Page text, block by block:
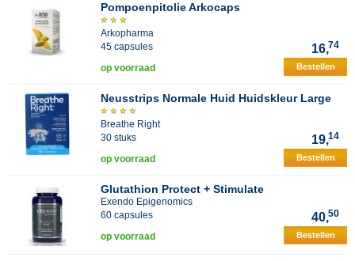
Pompoenpitolie Arkocaps
Arkopharma
45 capsules
16,74
op voorraad Bestellen
Neusstrips Normale Huid Huidskleur Large
Breathe Right
30 stuks
19,14
op voorraad Bestellen
Glutathion Protect + Stimulate
Exendo Epigenomics
60 capsules
40,50
op voorraad Bestellen